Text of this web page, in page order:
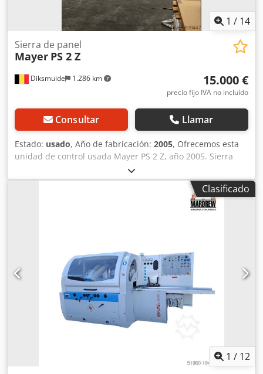
1 / 14
Diksmuide 1.286 km
Sierra de panel
Mayer PS 2 Z
15.000 €
precio fijo IVA no incluído
Consultar Llamar
Estado: usado, Año de fabricación: 2005, Ofrecemos esta
unidad de control usada Mayer PS 2 Z, año 2005. Sierra
seccionadora con capacidad de corte de 6150 mm. Cuenta
con una sierra preliminar de 145 mm. Mesa giratoria
incluida en la parte delantera. La máquina está
desmontada y almacenada. Fabricante: Otto Mayer
información, no dude en enviarnos un mensaje o
llamarnos.
Clasificado
1 / 12